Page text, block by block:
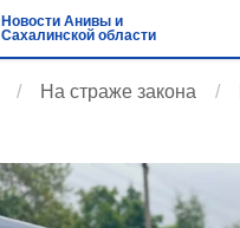
Новости Анивы и
Сахалинской области
На страже закона